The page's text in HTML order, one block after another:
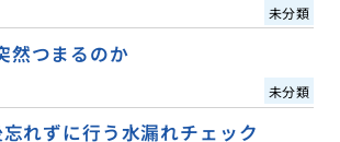
未分類
然つまるのか
未分類
れずに行う水漏れチェック